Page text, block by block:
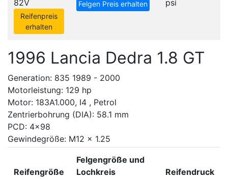
82V
Reifenpreis
erhalten
Felgen Preis erhalten psi
1996 Lancia Dedra 1.8 GT
Generation: 835 1989 - 2000
Motorleistung: 129 hp
Motor: 183A1.000, I4 , Petrol
Zentrierbohrung (DIA): 58.1 mm
PCD: 4x98
Gewindegröße: M12 x 1.25
Reifengröße
Felgengröße und
Lochkreis
Reifendruck